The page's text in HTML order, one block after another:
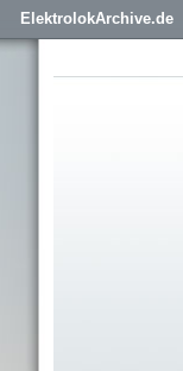
ElektrolokArchive.de